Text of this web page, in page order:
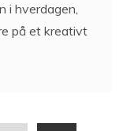
i hverdagen,
på et kreativt